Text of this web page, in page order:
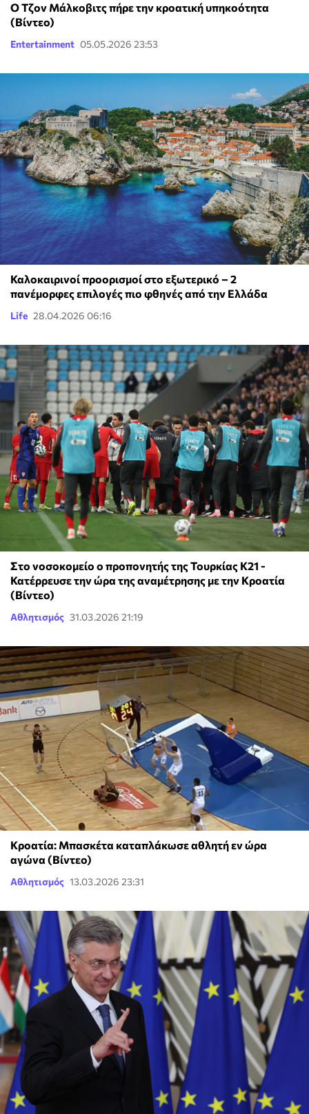
Ο Τζον Μάλκοβιτς πήρε την κροατική υπηκοότητα
(Βίντεο)
Entertainment 05.05.2026 23:53
Καλοκαιρινοί προορισμοί στο εξωτερικό – 2
πανέμορφες επιλογές πιο φθηνές από την Ελλάδα
Life 28.04.2026 06:16
Στο νοσοκομείο ο προπονητής της Τουρκίας Κ21 -
Κατέρρευσε την ώρα της αναμέτρησης με την Κροατία
(Βίντεο)
Αθλητισμός 31.03.2026 21:19
Κροατία: Μπασκέτα καταπλάκωσε αθλητή εν ώρα
αγώνα (Βίντεο)
Αθλητισμός 13.03.2026 23:31